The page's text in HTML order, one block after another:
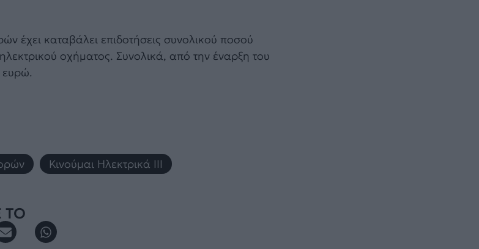
έχει καταβάλει επιδοτήσεις συνολικού ποσού
οχήματος. Συνολικά, από την έναρξη του
ευρώ.
Κινούμαι Ηλεκτρικά III
ΤΟ